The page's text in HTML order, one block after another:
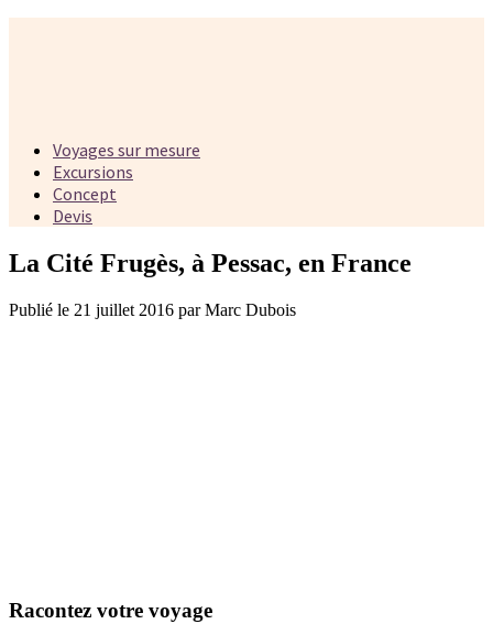
Voyages sur mesure
Excursions
Concept
Devis
La Cité Frugès, à Pessac, en France
Publié le 21 juillet 2016 par Marc Dubois
Racontez votre voyage